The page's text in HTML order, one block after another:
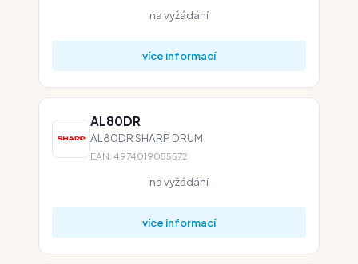
na vyžádání
více informací
AL80DR
AL80DR SHARP DRUM
EAN: 4974019055572
na vyžádání
více informací